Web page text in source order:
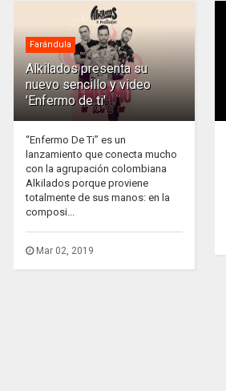
Farándula
Alkilados presenta su
nuevo sencillo y video
'Enfermo de ti'
“Enfermo De Ti” es un
lanzamiento que conecta mucho
con la agrupación colombiana
Alkilados porque proviene
totalmente de sus manos: en la
composi...
Mar 02, 2019